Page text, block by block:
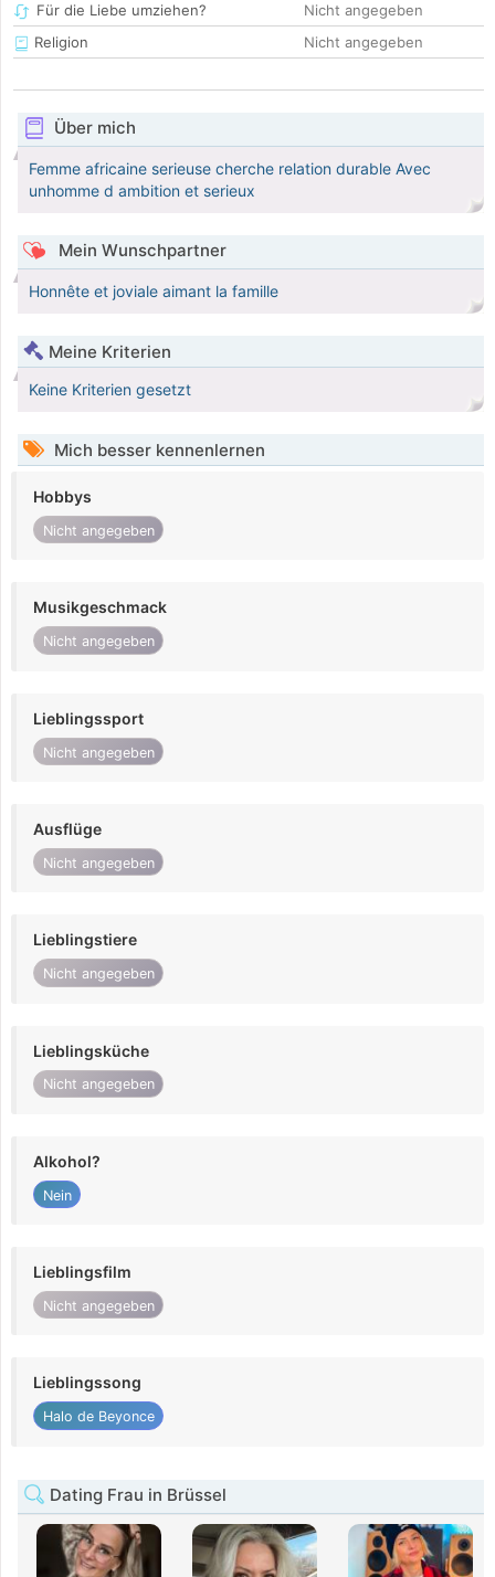
Für die Liebe umziehen?
Nicht angegeben
Religion
Nicht angegeben
Über mich
Femme africaine serieuse cherche relation durable Avec
unhomme d ambition et serieux
Mein Wunschpartner
Honnête et joviale aimant la famille
Meine Kriterien
Keine Kriterien gesetzt
Mich besser kennenlernen
Hobbys
Nicht angegeben
Musikgeschmack
Nicht angegeben
Lieblingssport
Nicht angegeben
Ausflüge
Nicht angegeben
Lieblingstiere
Nicht angegeben
Lieblingsküche
Nicht angegeben
Alkohol?
Nein
Lieblingsfilm
Nicht angegeben
Lieblingssong
Halo de Beyonce
Dating Frau in Brüssel